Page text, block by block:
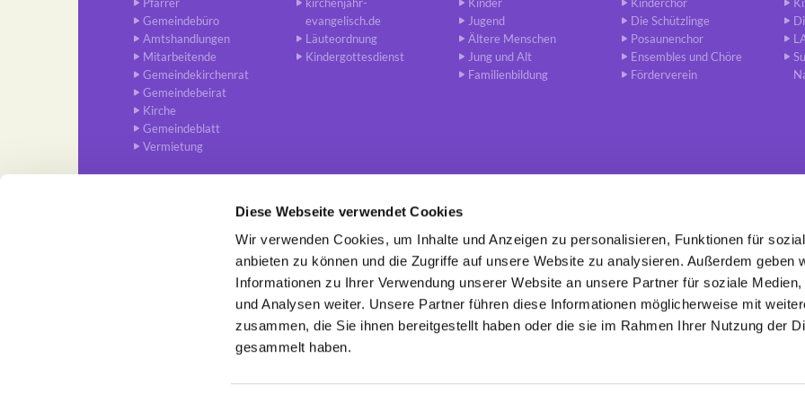
Diese Webseite verwendet Cookies
Wir verwenden Cookies, um Inhalte und Anzeigen zu personalisieren, Funktionen für
anbieten zu können und die Zugriffe auf unsere Website zu analysieren. Außerdem geben
Informationen zu Ihrer Verwendung unserer Website an unsere Partner für soziale Medien,
und Analysen weiter. Unsere Partner führen diese Informationen möglicherweise mit
zusammen, die Sie ihnen bereitgestellt haben oder die sie im Rahmen Ihrer Nutzung der
gesammelt haben.
Pfarrer
Gemeindebüro
Amtshandlungen
Mitarbeitende
Gemeindekirchenrat
Gemeindebeirat
Kirche
Gemeindeblatt
Vermietung
kirchenjahr-
evangelisch.de
Läuteordnung
Kindergottesdienst
Kinder
Jugend
Ältere Menschen
Jung und Alt
Familienbildung
Kinderchor
Die Schützlinge
Posaunenchor
Ensembles und Chöre
Förderverein
Ev. Trinitatis-Kirchengemeinde Berlin-Charlottenburg · Leibnizstr. 79 - 10625 Berlin030 / 318
Kontaktinformationen Impressum